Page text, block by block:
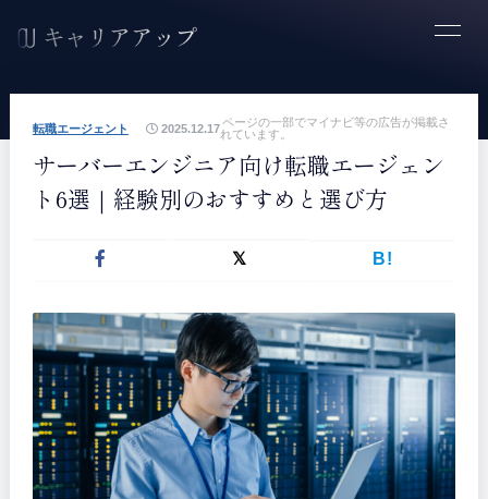
ページの一部でマイナビ等の広告が掲載さ
れています。
転職エージェント 2025.12.17
サーバーエンジニア向け転職エージェン
ト6選｜経験別のおすすめと選び方
B!